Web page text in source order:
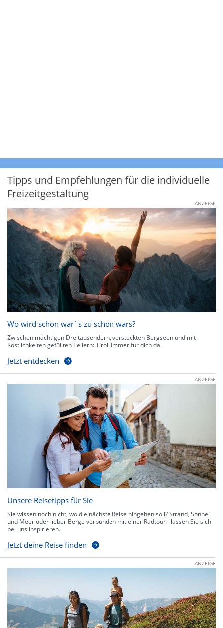
Tipps und Empfehlungen für die individuelle
Freizeitgestaltung
ANZEIGE
Wo wird schön wär`s zu schön wars?
Zwischen mächtigen Dreitausendern, versteckten Bergseen und mit
Köstlichkeiten gefüllten Tellern: Tirol. Immer für dich da.
Jetzt entdecken
ANZEIGE
Unsere Reisetipps für Sie
Sie wissen noch nicht, wo die nächste Reise hingehen soll? Strand, Sonne
und Meer oder lieber Berge verbunden mit einer Radtour - lassen Sie sich
bei uns inspirieren.
Jetzt deine Reise finden
ANZEIGE